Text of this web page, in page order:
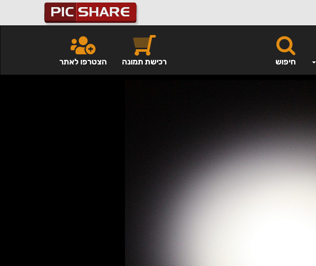
חיפוש הצטרפו לאתר רכישת תמונה